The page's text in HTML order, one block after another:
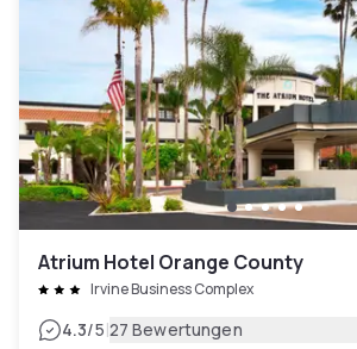
Atrium Hotel Orange County
Irvine Business Complex
4.3/5|27 Bewertungen